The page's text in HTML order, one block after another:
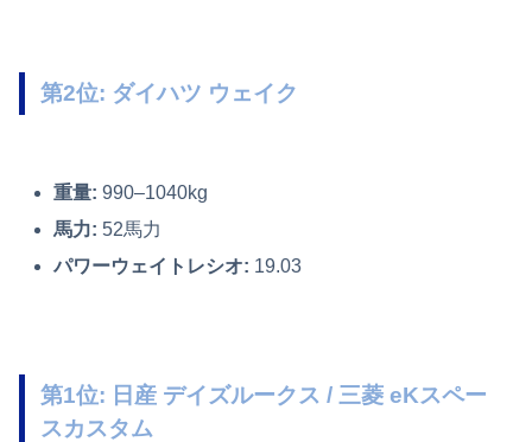
第2位: ダイハツ ウェイク
重量: 990–1040kg
馬力: 52馬力
パワーウェイトレシオ: 19.03
第1位: 日産 デイズルークス / 三菱 eKスペー
スカスタム